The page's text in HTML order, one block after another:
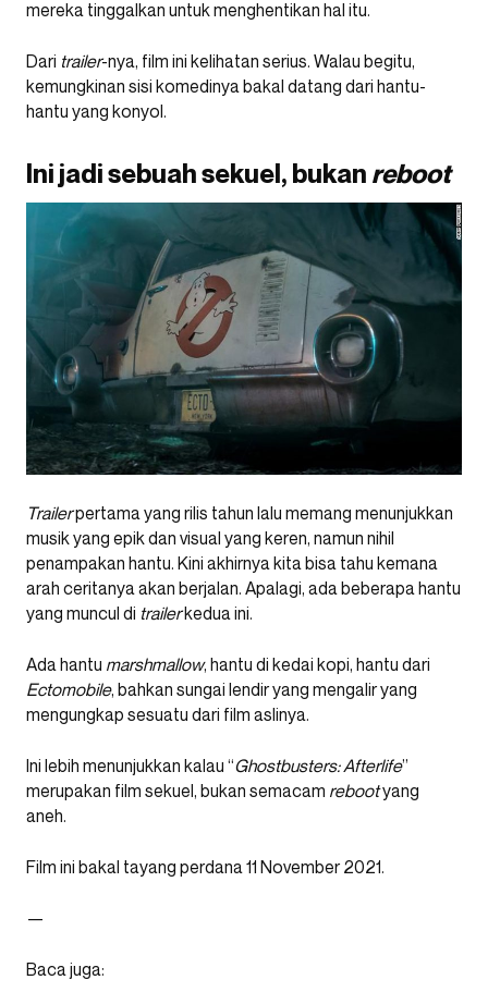
mereka tinggalkan untuk menghentikan hal itu.
Dari trailer-nya, film ini kelihatan serius. Walau begitu,
kemungkinan sisi komedinya bakal datang dari hantu-
hantu yang konyol.
Ini jadi sebuah sekuel, bukan reboot
Trailerpertama yang rilis tahun lalu memang menunjukkan
musik yang epik dan visual yang keren, namun nihil
penampakan hantu. Kini akhirnya kita bisa tahu kemana
arah ceritanya akan berjalan. Apalagi, ada beberapa hantu
yang muncul di trailerkedua ini.
Ada hantu marshmallow, hantu di kedai kopi, hantu dari
Ectomobile, bahkan sungai lendir yang mengalir yang
mengungkap sesuatu dari film aslinya.
Ini lebih menunjukkan kalau “Ghostbusters: Afterlife”
merupakan film sekuel, bukan semacam rebootyang
aneh.
Film ini bakal tayang perdana 11 November 2021.
—
Baca juga: